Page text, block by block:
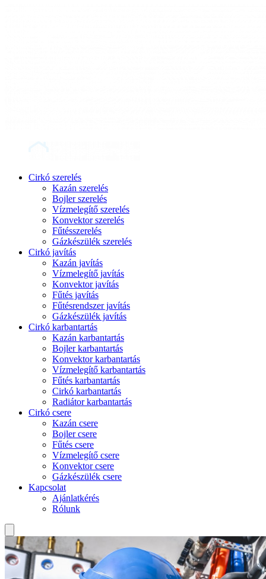
Cirkó szerelés
Kazán szerelés
Bojler szerelés
Vízmelegítő szerelés
Konvektor szerelés
Fűtésszerelés
Gázkészülék szerelés
Cirkó javítás
Kazán javítás
Vízmelegítő javítás
Konvektor javítás
Fűtés javítás
Fűtésrendszer javítás
Gázkészülék javítás
Cirkó karbantartás
Kazán karbantartás
Bojler karbantartás
Konvektor karbantartás
Vízmelegítő karbantartás
Fűtés karbantartás
Cirkó karbantartás
Radiátor karbantartás
Cirkó csere
Kazán csere
Bojler csere
Fűtés csere
Vízmelegítő csere
Konvektor csere
Gázkészülék csere
Kapcsolat
Ajánlatkérés
Rólunk